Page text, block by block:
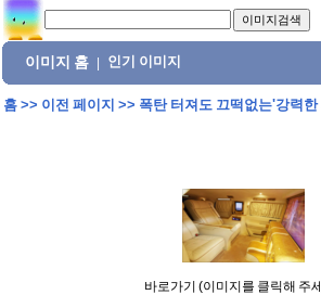
이미지 홈 인기 이미지
홈>> 이전 페이지 >> 폭탄 터져도 끄떡없는'강력
바로가기 (이미지를 클릭해 주